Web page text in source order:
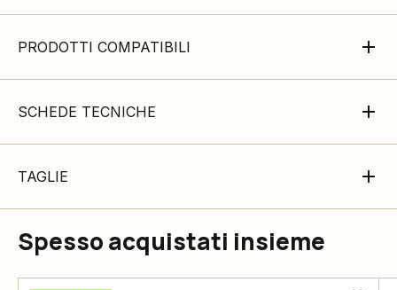
PRODOTTI COMPATIBILI
SCHEDE TECNICHE
TAGLIE
Spesso acquistati insieme